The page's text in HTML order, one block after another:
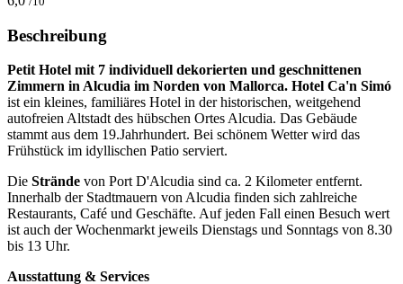
Beschreibung
Petit Hotel mit 7 individuell dekorierten und geschnittenen
Zimmern in Alcudia im Norden von Mallorca. Hotel Ca'n Simó
ist ein kleines, familiäres Hotel in der historischen, weitgehend
autofreien Altstadt des hübschen Ortes Alcudia. Das Gebäude
stammt aus dem 19.Jahrhundert. Bei schönem Wetter wird das
Frühstück im idyllischen Patio serviert.
Die Strände von Port D'Alcudia sind ca. 2 Kilometer entfernt.
Innerhalb der Stadtmauern von Alcudia finden sich zahlreiche
Restaurants, Café und Geschäfte. Auf jeden Fall einen Besuch wert
ist auch der Wochenmarkt jeweils Dienstags und Sonntags von 8.30
bis 13 Uhr.
Ausstattung & Services